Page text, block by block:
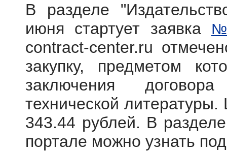
В разделе
июня стартует заявка
contract-center.ru
закупку, предметом
заключения
технической
343.44 рублей. В
портале можно узнать